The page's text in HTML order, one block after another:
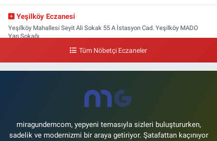
Yeşilköy Eczanesi
Yeşilköy Mahallesi Seyit Ali Sokak 55 A İstasyon Cad. Yeşilköy MADO
Yan Sokağı
Yol Tarifi Al
Ataköy 3-4-11. Kısım Mahallesi Dr. Remzi Kazancıgil Caddesi Ataköy
4.Kısım Çarşısı No:12 Ataköy 4.Kısım Çarşısı
Tüm Nöbetçi Eczaneler
miragundemcom, yepyeni temasıyla sizleri buluştururken,
sadelik ve modernizmi bir araya getiriyor. Şatafattan kaçınıyor